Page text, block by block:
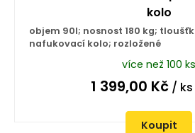
kolo
objem 90l; nosnost 180 kg;
nafukovací kolo; rozložené
více než 100 ks
1 399,00 Kč / ks
Koupit